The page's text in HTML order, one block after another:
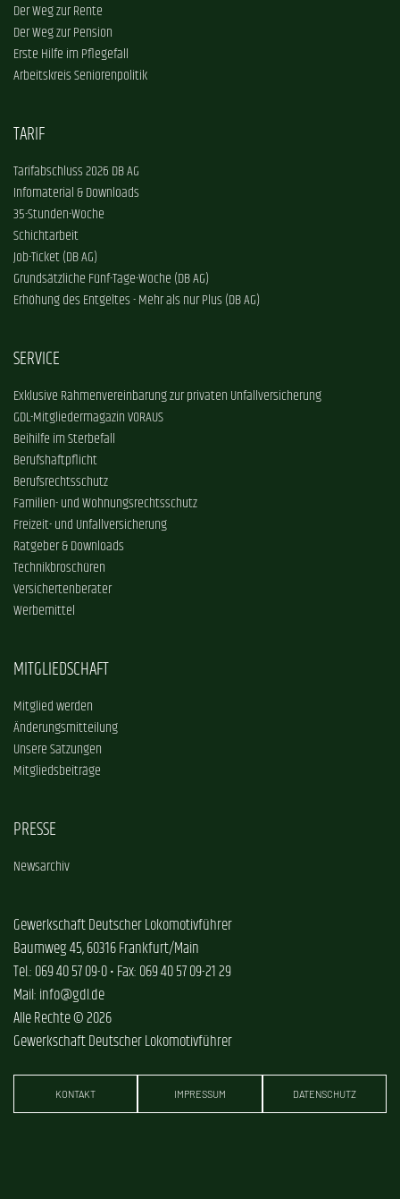
Der Weg zur Rente
Der Weg zur Pension
Erste Hilfe im Pflegefall
Arbeitskreis Seniorenpolitik
TARIF
Tarifabschluss 2026 DB AG
Infomaterial & Downloads
35-Stunden-Woche
Schichtarbeit
Job-Ticket (DB AG)
Grundsätzliche Fünf-Tage-Woche (DB AG)
Erhöhung des Entgeltes - Mehr als nur Plus (DB AG)
SERVICE
Exklusive Rahmenvereinbarung zur privaten Unfallversicherung
GDL-Mitgliedermagazin VORAUS
Beihilfe im Sterbefall
Berufshaftpflicht
Berufsrechtsschutz
Familien- und Wohnungsrechtsschutz
Freizeit- und Unfallversicherung
Ratgeber & Downloads
Technikbroschüren
Versichertenberater
Werbemittel
MITGLIEDSCHAFT
Mitglied werden
Änderungsmitteilung
Unsere Satzungen
Mitgliedsbeiträge
PRESSE
Newsarchiv
Gewerkschaft Deutscher Lokomotivführer
Baumweg 45, 60316 Frankfurt/Main
Tel.: 069 40 57 09-0 • Fax: 069 40 57 09-21 29
Mail: info@gdl.de
Alle Rechte © 2026
Gewerkschaft Deutscher Lokomotivführer
KONTAKT IMPRESSUM DATENSCHUTZ